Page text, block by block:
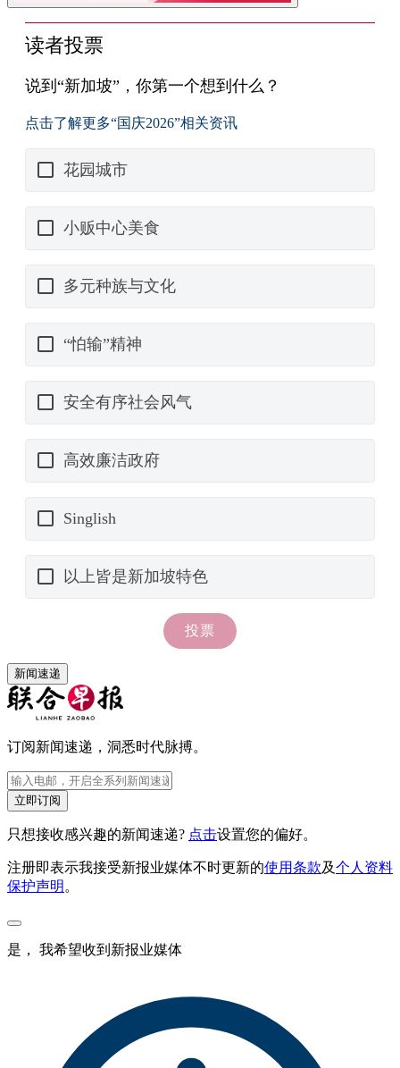
新闻速递
订阅新闻速递，洞悉时代脉搏。
立即订阅
只想接收感兴趣的新闻速递? 点击设置您的偏好。
注册即表示我接受新报业媒体不时更新的使用条款及个人资料
保护声明 。
是， 我希望收到新报业媒体